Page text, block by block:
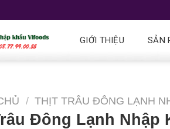
GIỚI THIỆU SẢN
/ THỊT TRÂU ĐÔNG LẠNH
Đông Lạnh Nhập